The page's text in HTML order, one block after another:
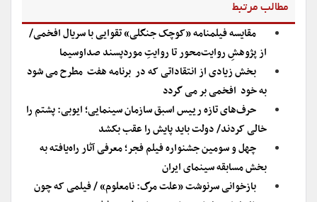
مطالب مرتبط
مقایسه فیلمنامه «کوچک جنگلی» تقوایی با سریال افخمی/
از پژوهشِ روایت‌محور تا روایتِ موردپسند صداوسیما
بخش زیادی از انتقاداتی که در برنامه هفت مطرح می شود
به خود افخمی بر می گردد
حرف‌های تازه رییس اسبق سازمان سینمایی؛ ایوبی: پشتم را
خالی کردند/ دولت باید پایش را عقب بکشد
چهل و سومین جشنواره فیلم فجر؛ معرفی آثار راه‌یافته به
بخش مسابقه سینمای ایران
بازخوانی سرنوشت «علت مرگ: نامعلوم» / فیلمی که چون